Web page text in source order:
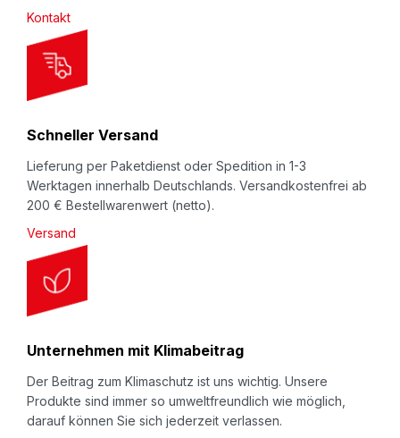
aufYouTube.eswe.de
Beschreibung
Schaumprofil
von i.d.R. runden bzw. zylindrischen, hochwertigen,
kratz- oder bruchempfindlichen Teilen beim Lagern
oder Transport (innerbetrieblich oder beim
Versand). Meterware zum Selbstablängen -
Kostengünstig und Wiederverwendbar.
e
t
e
r
Kontakt
Schneller Versand
Lieferung per Paketdienst oder Spedition in 1-3
Werktagen innerhalb Deutschlands. Versandkostenfrei ab
200 € Bestellwarenwert (netto).
Versand
Unternehmen mit Klimabeitrag
Der Beitrag zum Klimaschutz ist uns wichtig. Unsere
Produkte sind immer so umweltfreundlich wie möglich,
darauf können Sie sich jederzeit verlassen.